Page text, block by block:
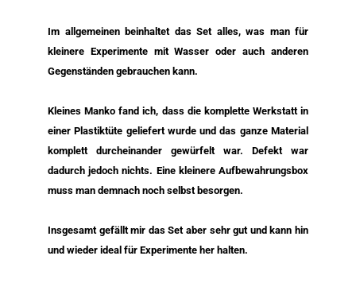
Im allgemeinen beinhaltet das Set alles, was man für
kleinere Experimente mit Wasser oder auch anderen
Gegenständen gebrauchen kann.
Kleines Manko fand ich, dass die komplette Werkstatt in
einer Plastiktüte geliefert wurde und das ganze Material
komplett durcheinander gewürfelt war. Defekt war
dadurch jedoch nichts. Eine kleinere Aufbewahrungsbox
muss man demnach noch selbst besorgen.
Insgesamt gefällt mir das Set aber sehr gut und kann hin
und wieder ideal für Experimente her halten.